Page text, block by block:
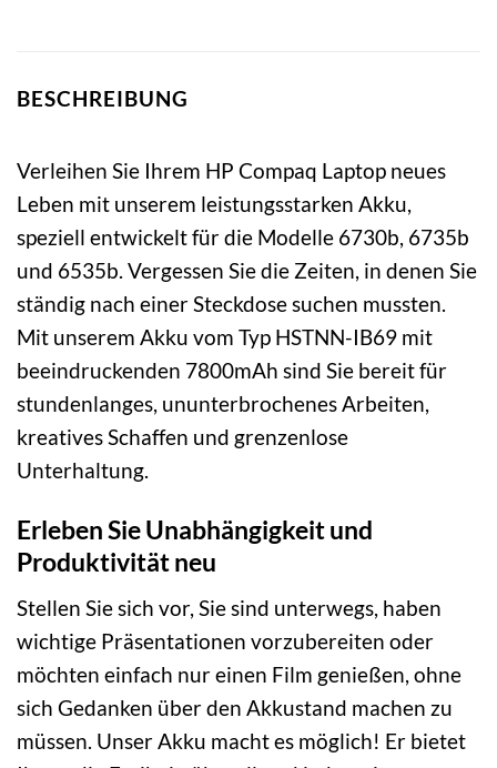
BESCHREIBUNG
Verleihen Sie Ihrem HP Compaq Laptop neues
Leben mit unserem leistungsstarken Akku,
speziell entwickelt für die Modelle 6730b, 6735b
und 6535b. Vergessen Sie die Zeiten, in denen Sie
ständig nach einer Steckdose suchen mussten.
Mit unserem Akku vom Typ HSTNN-IB69 mit
beeindruckenden 7800mAh sind Sie bereit für
stundenlanges, ununterbrochenes Arbeiten,
kreatives Schaffen und grenzenlose
Unterhaltung.
Erleben Sie Unabhängigkeit und
Produktivität neu
Stellen Sie sich vor, Sie sind unterwegs, haben
wichtige Präsentationen vorzubereiten oder
möchten einfach nur einen Film genießen, ohne
sich Gedanken über den Akkustand machen zu
müssen. Unser Akku macht es möglich! Er bietet